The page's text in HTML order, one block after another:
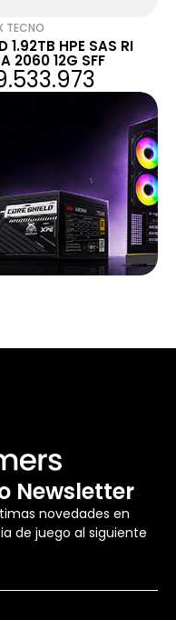
TECNO
1.92TB HPE SAS RI
2060 12G SFF
Newsletter
novedades en
de juego al siguiente